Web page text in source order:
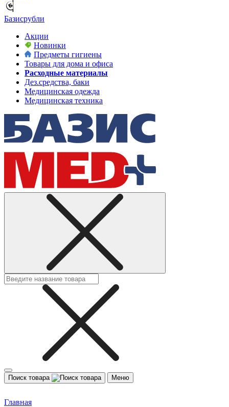
Базисрубли
Акции
Новинки
Предметы гигиены
Товары для дома и офиса
Расходные материалы
Дез.средства, баки
Медицинская одежда
Медицинская техника
Поиск товара Меню
Главная